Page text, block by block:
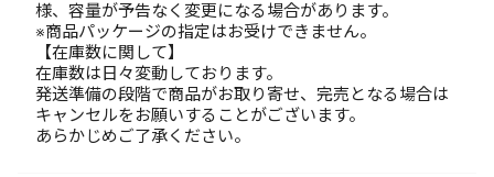
様、容量が予告なく変更になる場合があります。
※商品パッケージの指定はお受けできません。
【在庫数に関して】
在庫数は日々変動しております。
発送準備の段階で商品がお取り寄せ、完売となる場合は
キャンセルをお願いすることがございます。
あらかじめご了承ください。